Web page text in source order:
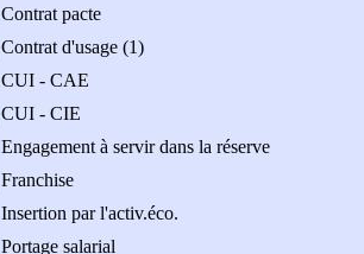
Contrat pacte
Contrat d'usage (1)
CUI - CAE
CUI - CIE
Engagement à servir dans la réserve
Franchise
Insertion par l'activ.éco.
Portage salarial